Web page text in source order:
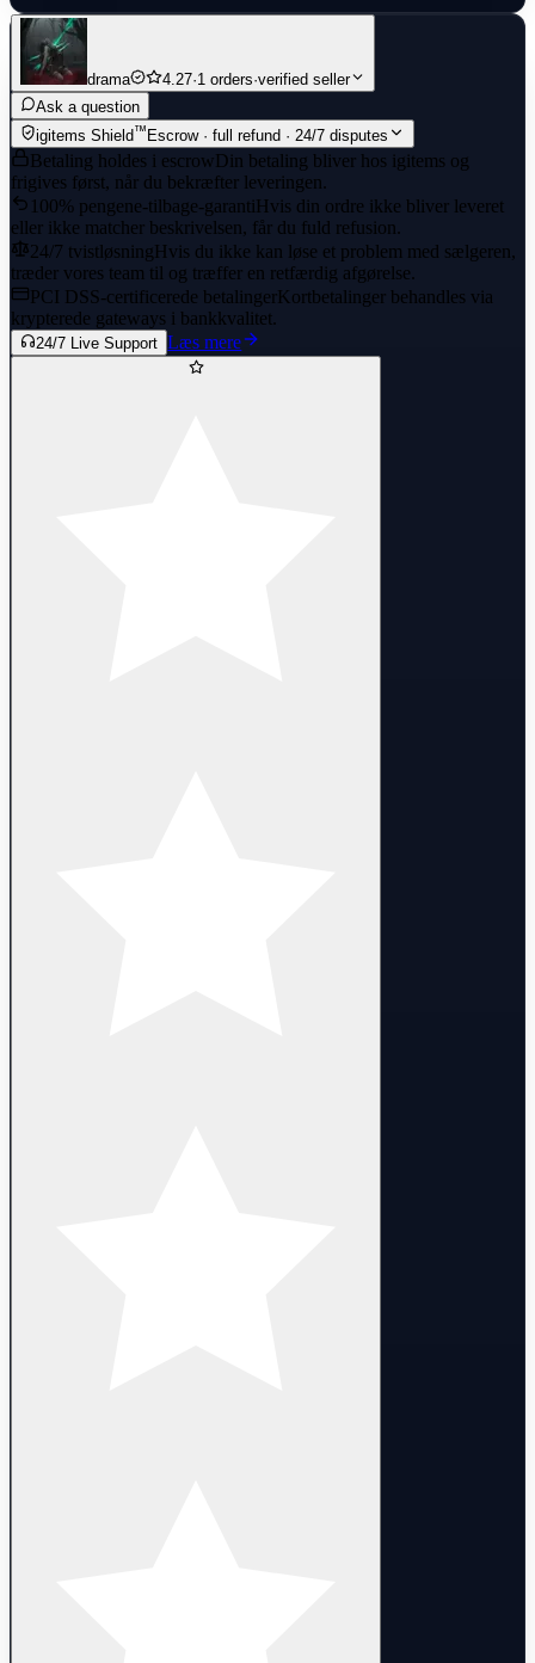
drama 4.27·1 orders·verified seller
Ask a question
igitems Shield™ Escrow · full refund · 24/7 disputes
Betaling holdes i escrowDin betaling bliver hos igitems og
frigives først, når du bekræfter leveringen.
100% pengene-tilbage-garantiHvis din ordre ikke bliver leveret
eller ikke matcher beskrivelsen, får du fuld refusion.
24/7 tvistløsningHvis du ikke kan løse et problem med sælgeren,
træder vores team til og træffer en retfærdig afgørelse.
PCI DSS-certificerede betalingerKortbetalinger behandles via
krypterede gateways i bankkvalitet.
24/7 Live Support Læs mere